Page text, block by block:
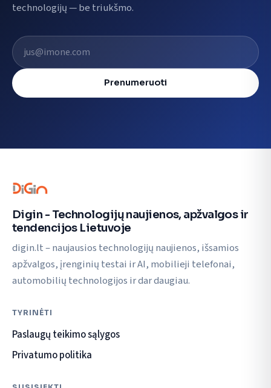
technologijų — be triukšmo.
El. pašto adresas
Prenumeruoti
Digin - Technologijų naujienos, apžvalgos ir
tendencijos Lietuvoje
digin.lt – naujausios technologijų naujienos, išsamios
apžvalgos, įrenginių testai ir AI, mobilieji telefonai,
automobilių technologijos ir dar daugiau.
TYRINĖTI
Paslaugų teikimo sąlygos
Privatumo politika